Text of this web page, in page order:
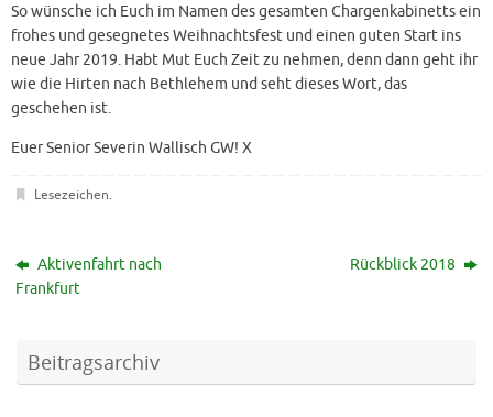
So wünsche ich Euch im Namen des gesamten Chargenkabinetts ein
frohes und gesegnetes Weihnachtsfest und einen guten Start ins
neue Jahr 2019. Habt Mut Euch Zeit zu nehmen, denn dann geht ihr
wie die Hirten nach Bethlehem und seht dieses Wort, das
geschehen ist.
Euer Senior Severin Wallisch GW! X
Lesezeichen.
Aktivenfahrt nach
Frankfurt
Rückblick 2018
Beitragsarchiv